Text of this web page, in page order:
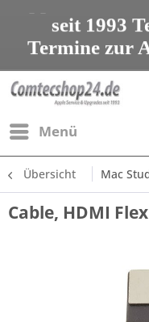
seit 1993
Termine zur
nur
Apple Service,
seit 1993
Menü
Übersicht Mac
Cable, HDMI